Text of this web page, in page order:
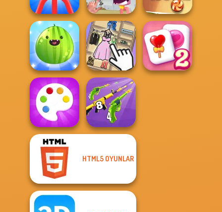
Red Stickman vs
Monster School
Art Puzzle Master Cut the Rope
Put The Fruit
Together
Organize It
Fun Colors
Merge 2048 Gun
HTML5 OYUNLAR